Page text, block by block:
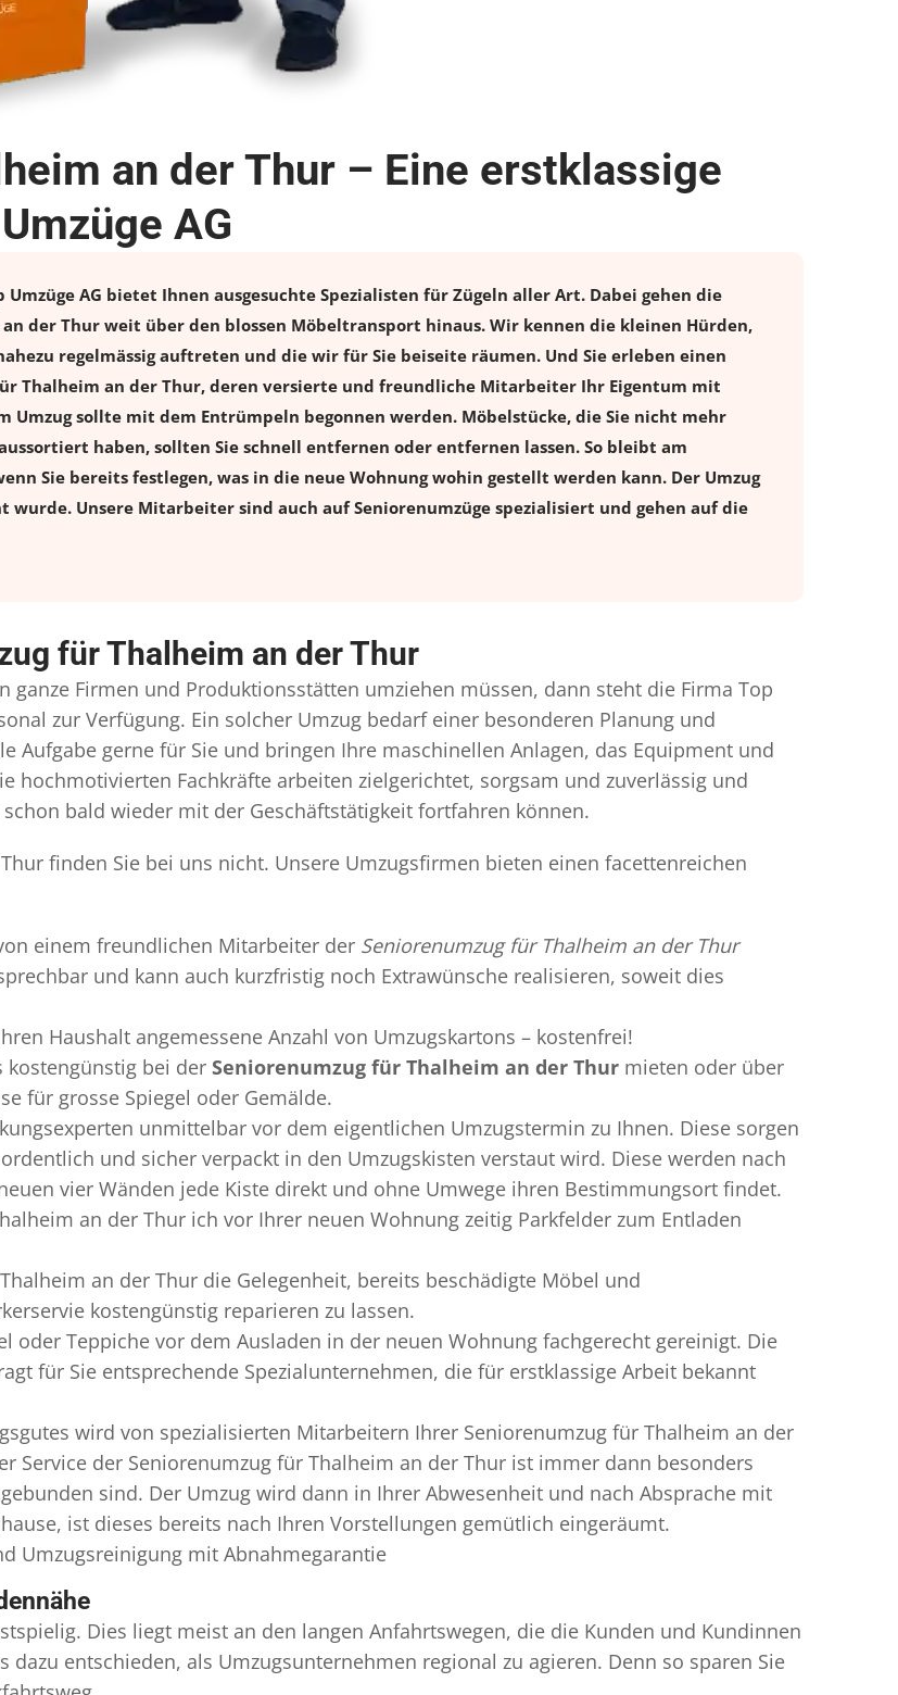
an der Thur – Eine erstklassige
AG
AG bietet Ihnen ausgesuchte Spezialisten für Zügeln aller Art. Dabei gehen die
der Thur weit über den blossen Möbeltransport hinaus. Wir kennen die kleinen Hürden,
regelmässig auftreten und die wir für Sie beiseite räumen. Und Sie erleben einen
Thalheim an der Thur, deren versierte und freundliche Mitarbeiter Ihr Eigentum mit
Umzug sollte mit dem Entrümpeln begonnen werden. Möbelstücke, die Sie nicht mehr
haben, sollten Sie schnell entfernen oder entfernen lassen. So bleibt am
Sie bereits festlegen, was in die neue Wohnung wohin gestellt werden kann. Der Umzug
Unsere Mitarbeiter sind auch auf Seniorenumzüge spezialisiert und gehen auf die
für Thalheim an der Thur
ganze Firmen und Produktionsstätten umziehen müssen, dann steht die Firma Top
zur Verfügung. Ein solcher Umzug bedarf einer besonderen Planung und
Aufgabe gerne für Sie und bringen Ihre maschinellen Anlagen, das Equipment und
hochmotivierten Fachkräfte arbeiten zielgerichtet, sorgsam und zuverlässig und
bald wieder mit der Geschäftstätigkeit fortfahren können.
finden Sie bei uns nicht. Unsere Umzugsfirmen bieten einen facettenreichen
einem freundlichen Mitarbeiter der Seniorenumzug für Thalheim an der Thur
und kann auch kurzfristig noch Extrawünsche realisieren, soweit dies
Haushalt angemessene Anzahl von Umzugskartons – kostenfrei!
kostengünstig bei der Seniorenumzug für Thalheim an der Thur mieten oder über
für grosse Spiegel oder Gemälde.
unmittelbar vor dem eigentlichen Umzugstermin zu Ihnen. Diese sorgen
und sicher verpackt in den Umzugskisten verstaut wird. Diese werden nach
vier Wänden jede Kiste direkt und ohne Umwege ihren Bestimmungsort findet.
an der Thur ich vor Ihrer neuen Wohnung zeitig Parkfelder zum Entladen
an der Thur die Gelegenheit, bereits beschädigte Möbel und
kostengünstig reparieren zu lassen.
oder Teppiche vor dem Ausladen in der neuen Wohnung fachgerecht gereinigt. Die
für Sie entsprechende Spezialunternehmen, die für erstklassige Arbeit bekannt
wird von spezialisierten Mitarbeitern Ihrer Seniorenumzug für Thalheim an der
Service der Seniorenumzug für Thalheim an der Thur ist immer dann besonders
sind. Der Umzug wird dann in Ihrer Abwesenheit und nach Absprache mit
ist dieses bereits nach Ihren Vorstellungen gemütlich eingeräumt.
Umzugsreinigung mit Abnahmegarantie
Dies liegt meist an den langen Anfahrtswegen, die die Kunden und Kundinnen
entschieden, als Umzugsunternehmen regional zu agieren. Denn so sparen Sie